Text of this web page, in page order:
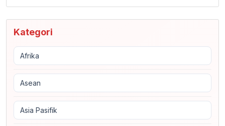
Kategori
Afrika
Asean
Asia Pasifik